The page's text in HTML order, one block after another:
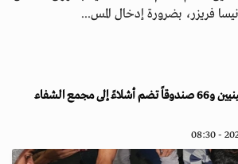
فريزر، بضرورة إدخال المس...
وصول 54 جثماناً لفلسطينيين و66 صندوقاً تضم أشلاءً إلى مجمع الشفاء